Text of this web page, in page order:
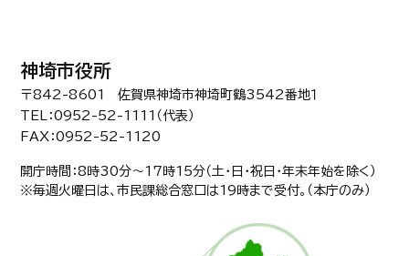
神埼市役所
〒842-8601 佐賀県神埼市神埼町鶴3542番地１
TEL：0952-52-1111（代表）
FAX：0952-52-1120
開庁時間：8時30分〜17時15分（土・日・祝日・年末年始を除く）
※毎週火曜日は、市民課総合窓口は19時まで受付。（本庁のみ）